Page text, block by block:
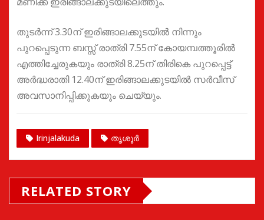
തുടർന്ന് 3.30ന് ഇരിങ്ങാലക്കുടയിൽ നിന്നും
പുറപ്പെടുന്ന ബസ്സ് രാത്രി 7.55ന് കോയമ്പത്തൂരിൽ
എത്തിച്ചേരുകയും രാത്രി 8.25ന് തിരികെ പുറപ്പെട്ട്
അർദ്ധരാതി 12.40ന് ഇരിങ്ങാലക്കുടയിൽ സർവീസ്
അവസാനിപ്പിക്കുകയും ചെയ്യും.
Irinjalakuda തൃശൂർ
RELATED STORY